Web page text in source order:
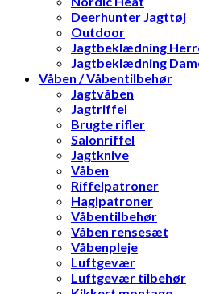
Deerhunter Jagttøj
Outdoor
Jagtbeklædning
Jagtbeklædning
Våben / Våbentilbehør
Jagtvåben
Jagtriffel
Brugte rifler
Salonriffel
Jagtknive
Våben
Riffelpatroner
Haglpatroner
Våbentilbehør
Våben rensesæt
Våbenpleje
Luftgevær
Luftgevær tilbehør